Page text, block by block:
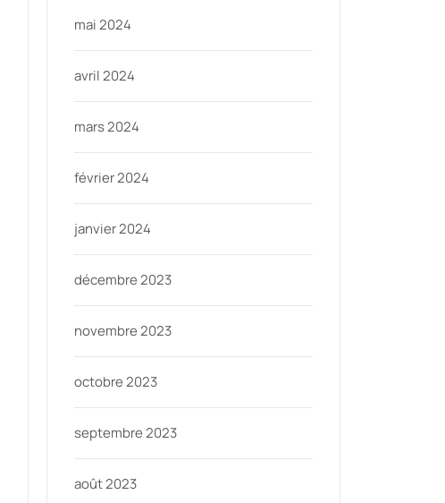
mai 2024
avril 2024
mars 2024
février 2024
janvier 2024
décembre 2023
novembre 2023
octobre 2023
septembre 2023
août 2023